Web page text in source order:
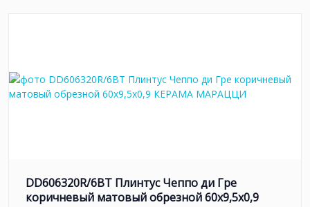
DD606320R/6BT Плинтус Чеппо ди Гре
коричневый матовый обрезной 60x9,5x0,9